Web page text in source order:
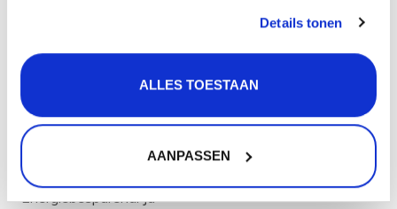
Details tonen
ALLES TOESTAAN
AANPASSEN
Materiaal behuizing: RVS
Soort licht: Warm wit
Lichtopbrengst: 450 Lumen
Lichtkleur: 2700 Kelvin
Energiebesparend: Ja